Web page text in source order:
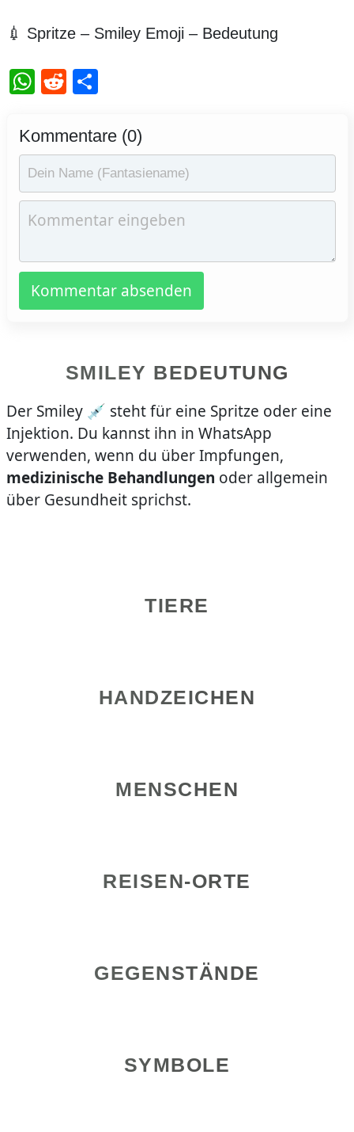
💉 Spritze – Smiley Emoji – Bedeutung
WhatsApp
Reddit
Teilen
Kommentare (0)
Kommentar absenden
SMILEY BEDEUTUNG
Der Smiley 💉 steht für eine Spritze oder eine
Injektion. Du kannst ihn in WhatsApp
verwenden, wenn du über Impfungen,
medizinische Behandlungen oder allgemein
über Gesundheit sprichst.
TIERE
HANDZEICHEN
MENSCHEN
REISEN-ORTE
GEGENSTÄNDE
SYMBOLE